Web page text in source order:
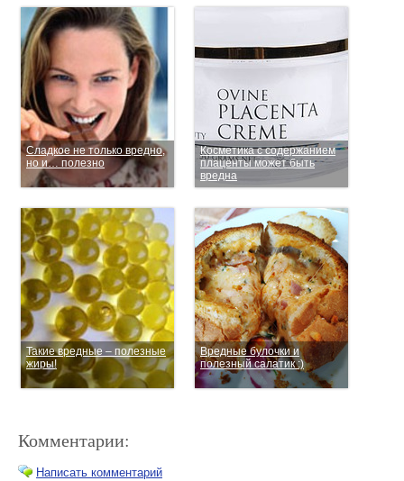
Сладкое не только вредно,
но и… полезно
Косметика с содержанием
плаценты может быть
вредна
Такие вредные – полезные
жиры!
Вредные булочки и
полезный салатик :)
Комментарии:
Написать комментарий